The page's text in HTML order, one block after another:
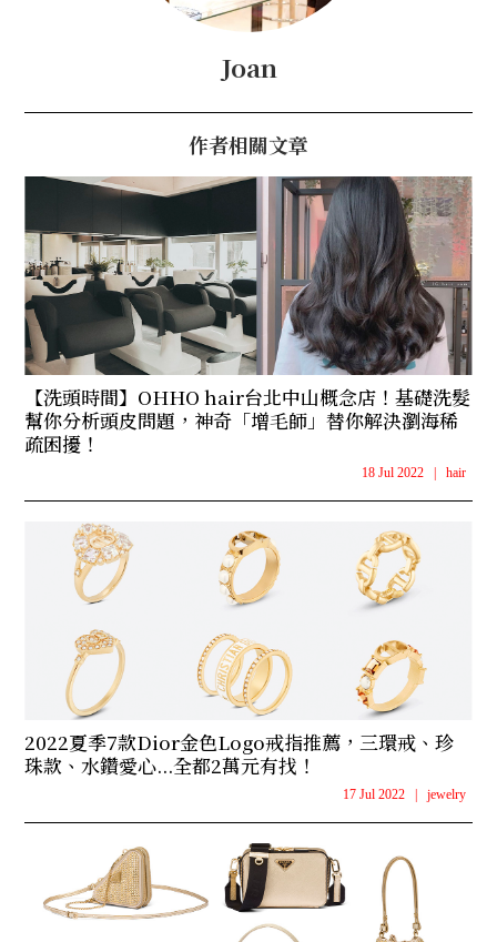
Joan
作者相關文章
【洗頭時間】OHHO hair台北中山概念店！基礎洗髮
幫你分析頭皮問題，神奇「增毛師」替你解決瀏海稀
疏困擾！
18 Jul 2022 hair
2022夏季7款Dior金色Logo戒指推薦，三環戒、珍
珠款、水鑽愛心...全都2萬元有找！
17 Jul 2022 jewelry